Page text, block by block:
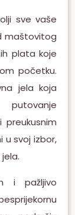
sve vaše
maštovitog
plata koje
početku.
jela koja
u svoj izbor,
i pažljivo